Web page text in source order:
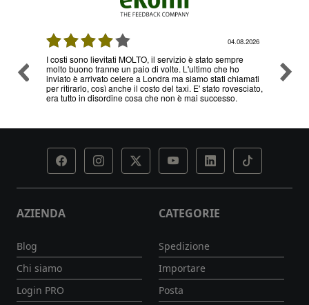
04.08.2026
I costi sono lievitati MOLTO, il servizio è stato sempre
molto buono tranne un paio di volte. L'ultimo che ho
inviato è arrivato celere a Londra ma siamo stati chiamati
per ritirarlo, così anche il costo del taxi. E' stato rovesciato,
era tutto in disordine cosa che non è mai successo.
AZIENDA
Blog
Chi siamo
Login PRO
CATEGORIE
Spedizione
Importare
Posta